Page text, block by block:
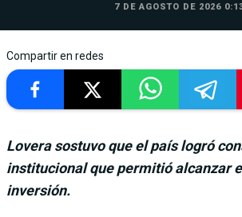
7 DE AGOSTO DE 2026
Compartir en redes
Lovera sostuvo que el país logró
institucional que permitió alcanzar
inversión.